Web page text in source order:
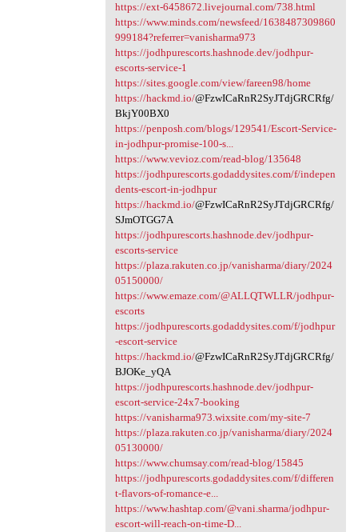
https://ext-6458672.livejournal.com/738.html
https://www.minds.com/newsfeed/1638487309860
999184?referrer=vanisharma973
https://jodhpurescorts.hashnode.dev/jodhpur-
escorts-service-1
https://sites.google.com/view/fareen98/home
https://hackmd.io/@FzwICaRnR2SyJTdjGRCRfg/
BkjY00BX0
https://penposh.com/blogs/129541/Escort-Service-
in-jodhpur-promise-100-s...
https://www.vevioz.com/read-blog/135648
https://jodhpurescorts.godaddysites.com/f/indepen
dents-escort-in-jodhpur
https://hackmd.io/@FzwICaRnR2SyJTdjGRCRfg/
SJmOTGG7A
https://jodhpurescorts.hashnode.dev/jodhpur-
escorts-service
https://plaza.rakuten.co.jp/vanisharma/diary/2024
05150000/
https://www.emaze.com/@ALLQTWLLR/jodhpur-
escorts
https://jodhpurescorts.godaddysites.com/f/jodhpur
-escort-service
https://hackmd.io/@FzwICaRnR2SyJTdjGRCRfg/
BJOKe_yQA
https://jodhpurescorts.hashnode.dev/jodhpur-
escort-service-24x7-booking
https://vanisharma973.wixsite.com/my-site-7
https://plaza.rakuten.co.jp/vanisharma/diary/2024
05130000/
https://www.chumsay.com/read-blog/15845
https://jodhpurescorts.godaddysites.com/f/differen
t-flavors-of-romance-e...
https://www.hashtap.com/@vani.sharma/jodhpur-
escort-will-reach-on-time-D...